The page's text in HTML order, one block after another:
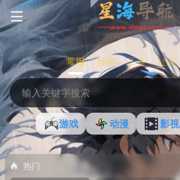
常用 搜索 工具 社区
游戏 动漫 影视
热门